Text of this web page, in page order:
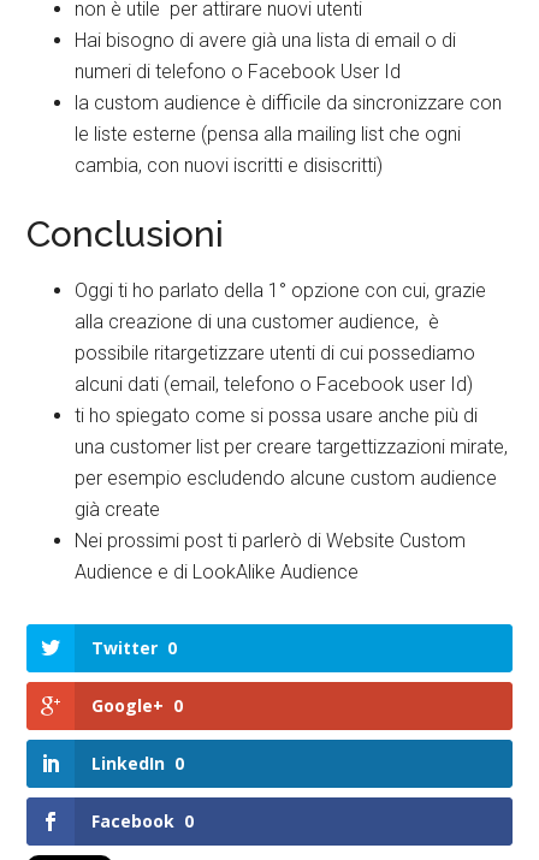
non è utile per attirare nuovi utenti
Hai bisogno di avere già una lista di email o di
numeri di telefono o Facebook User Id
la custom audience è difficile da sincronizzare con
le liste esterne (pensa alla mailing list che ogni
cambia, con nuovi iscritti e disiscritti)
Conclusioni
Oggi ti ho parlato della 1° opzione con cui, grazie
alla creazione di una customer audience, è
possibile ritargetizzare utenti di cui possediamo
alcuni dati (email, telefono o Facebook user Id)
ti ho spiegato come si possa usare anche più di
una customer list per creare targettizzazioni mirate,
per esempio escludendo alcune custom audience
già create
Nei prossimi post ti parlerò di Website Custom
Audience e di LookAlike Audience
Twitter 0
Google+ 0
LinkedIn 0
Facebook 0